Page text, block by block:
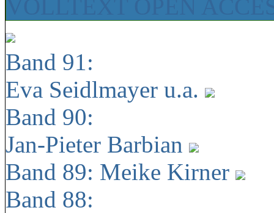
Band 91:
Eva Seidlmayer u.a.
Band 90:
Jan-Pieter Barbian
Band 89: Meike Kirner
Band 88: